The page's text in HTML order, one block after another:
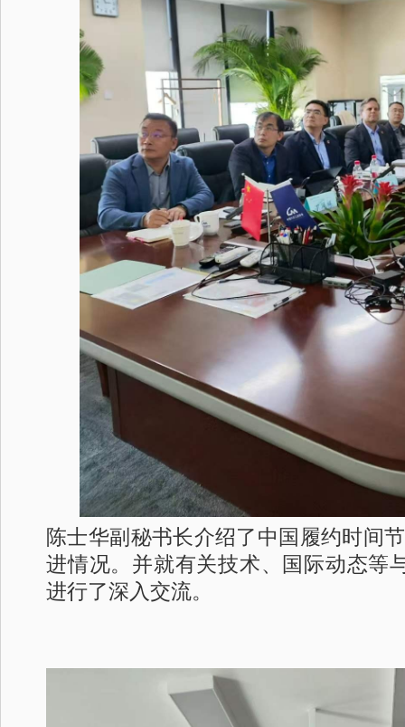
陈士华副秘书长介绍了中国履约时间
进情况。并就有关技术、国际动态等
进行了深入交流。